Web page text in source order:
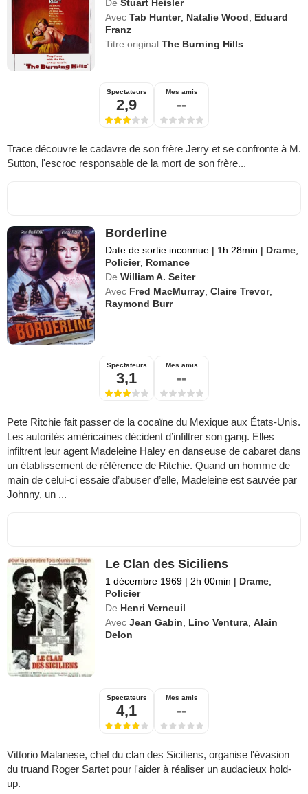
De Stuart Heisler
Avec Tab Hunter, Natalie Wood
Eduard
Franz
Titre originalThe Burning Hills
Spectateurs
2,9
Mes amis
--
Trace découvre le cadavre de son frère Jerry et se confronte à M.
Sutton, l'escroc responsable de la mort de son frère...
Borderline
Date de sortie inconnue | 1h 28min | Drame
Policier, Romance
De William A. Seiter
Avec Fred MacMurray ,Claire Trevor,
Raymond Burr
Spectateurs
3,1
Mes amis
--
Pete Ritchie fait passer de la cocaïne du Mexique aux États-Unis.
Les autorités américaines décident d’infiltrer son gang. Elles
infiltrent leur agent Madeleine Haley en danseuse de cabaret dans
un établissement de référence de Ritchie. Quand un homme de
main de celui-ci essaie d’abuser d’elle, Madeleine est sauvée par
Johnny, un ...
Le Clan des Siciliens
1 décembre 1969 | 2h 00min | Drame,
Policier
De Henri Verneuil
Avec Jean Gabin, Lino Ventura,Alain
Delon
Spectateurs
4,1
Mes amis
--
Vittorio Malanese, chef du clan des Siciliens, organise l'évasion
du truand Roger Sartet pour l'aider à réaliser un audacieux hold-
up.